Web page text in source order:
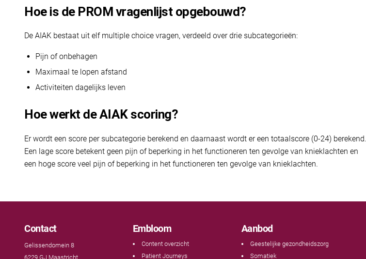
Hoe is de PROM vragenlijst opgebouwd?
De AIAK bestaat uit elf multiple choice vragen, verdeeld over drie subcategorieën:
Pijn of onbehagen
Maximaal te lopen afstand
Activiteiten dagelijks leven
Hoe werkt de AIAK scoring?
Er wordt een score per subcategorie berekend en daarnaast wordt er een totaalscore (0-24) berekend.
Een lage score betekent geen pijn of beperking in het functioneren ten gevolge van knieklachten en
een hoge score veel pijn of beperking in het functioneren ten gevolge van knieklachten.
Contact
Gelissendomein 8
6229 GJ Maastricht
Embloom
Content overzicht
Patient Journeys
Aanbod
Geestelijke gezondheidszorg
Somatiek